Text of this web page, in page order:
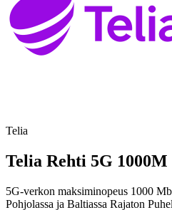
Telia
Telia Rehti 5G 1000M
5G-verkon maksiminopeus 1000
Pohjolassa ja Baltiassa Rajaton